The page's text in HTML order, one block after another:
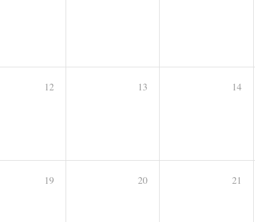
12 13 14
19 20 21